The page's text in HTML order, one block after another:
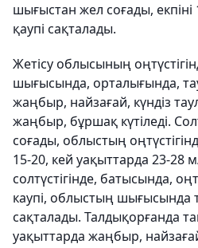
шығыстан жел соғады,
қаупі сақталады.
Жетісу облысының
шығысында, орталығында,
жаңбыр, найзағай, күндіз
жаңбыр, бұршақ күтіледі.
соғады, облыстың
15-20, кей уақыттарда 23-28
солтүстігінде, батысында,
каупі, облыстың шығысында
сақталады. Талдықорғанда
уақыттарда жаңбыр, найзағай